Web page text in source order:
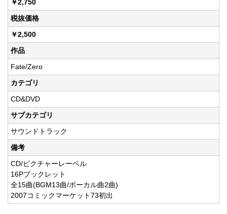
￥2,750
税抜価格
￥2,500
作品
Fate/Zero
カテゴリ
CD&DVD
サブカテゴリ
サウンドトラック
備考
CD/ピクチャーレーベル
16Pブックレット
全15曲(BGM13曲/ボーカル曲2曲)
2007コミックマーケット73初出